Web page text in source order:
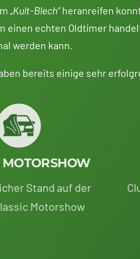
„Kult-Blech“heranreifen
einen echten Oldtimer
werden kann.
bereits einige sehr
MOTORSHOW
Stand auf der
Motorshow